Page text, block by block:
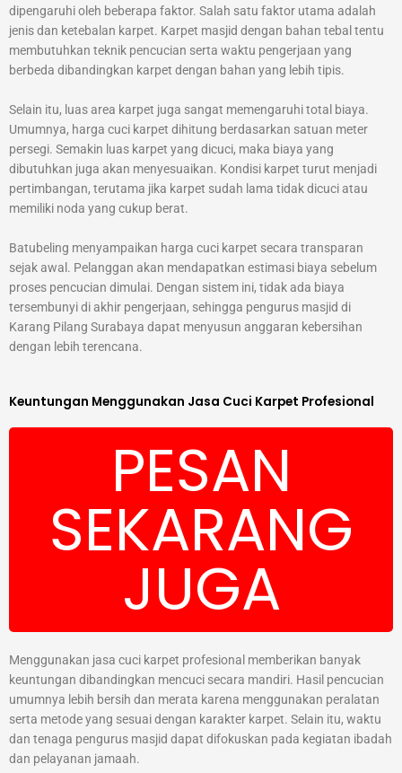
dipengaruhi oleh beberapa faktor. Salah satu faktor utama adalah
jenis dan ketebalan karpet. Karpet masjid dengan bahan tebal tentu
membutuhkan teknik pencucian serta waktu pengerjaan yang
berbeda dibandingkan karpet dengan bahan yang lebih tipis.
Selain itu, luas area karpet juga sangat memengaruhi total biaya.
Umumnya, harga cuci karpet dihitung berdasarkan satuan meter
persegi. Semakin luas karpet yang dicuci, maka biaya yang
dibutuhkan juga akan menyesuaikan. Kondisi karpet turut menjadi
pertimbangan, terutama jika karpet sudah lama tidak dicuci atau
memiliki noda yang cukup berat.
Batubeling menyampaikan harga cuci karpet secara transparan
sejak awal. Pelanggan akan mendapatkan estimasi biaya sebelum
proses pencucian dimulai. Dengan sistem ini, tidak ada biaya
tersembunyi di akhir pengerjaan, sehingga pengurus masjid di
Karang Pilang Surabaya dapat menyusun anggaran kebersihan
dengan lebih terencana.
Keuntungan Menggunakan Jasa Cuci Karpet Profesional
PESAN
SEKARANG
JUGA
Menggunakan jasa cuci karpet profesional memberikan banyak
keuntungan dibandingkan mencuci secara mandiri. Hasil pencucian
umumnya lebih bersih dan merata karena menggunakan peralatan
serta metode yang sesuai dengan karakter karpet. Selain itu, waktu
dan tenaga pengurus masjid dapat difokuskan pada kegiatan ibadah
dan pelayanan jamaah.